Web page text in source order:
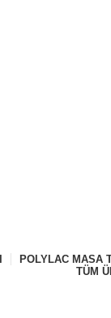
POLYLAC MASA
TÜM